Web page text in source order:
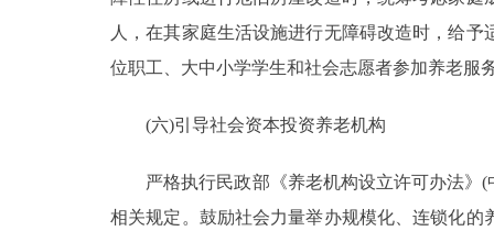
人，在其家庭生活设施进行无障碍改造时，给
位职工、大中小学学生和社会志愿者参加养老服
(六)引导社会资本投资养老机构
严格执行民政部《养老机构设立许可办法》(
相关规定。鼓励社会力量举办规模化、连锁化